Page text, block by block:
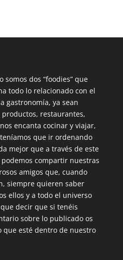
somos dos “foodies” que
todo lo relacionado con el
gastronomía, ya sean
productos, restaurantes,
encanta cocinar y viajar,
que ir ordenando
mejor que a través de este
compartir nuestras
amigos que, cuando
siempre quieren saber
ellos y a todo el universo
decir que si tenéis
sobre lo publicado os
que esté dentro de nuestro